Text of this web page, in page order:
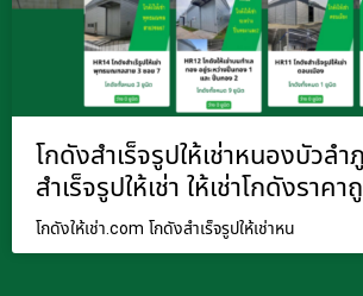
โกดังสำเร็จรูปให้เช่าหนองบัวลำ
สำเร็จรูปให้เช่า ให้เช่าโกดังราคา
โกดังให้เช่า.com โกดังสำเร็จรูปให้เช่าหน